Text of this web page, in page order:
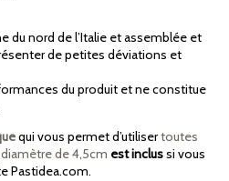
du nord de l’Italie et assemblée et
de petites déviations et
du produit et ne constitue
qui vous permet d’utilisertoutes
de 4,5cm est inclussi vous
Pastidea.com.